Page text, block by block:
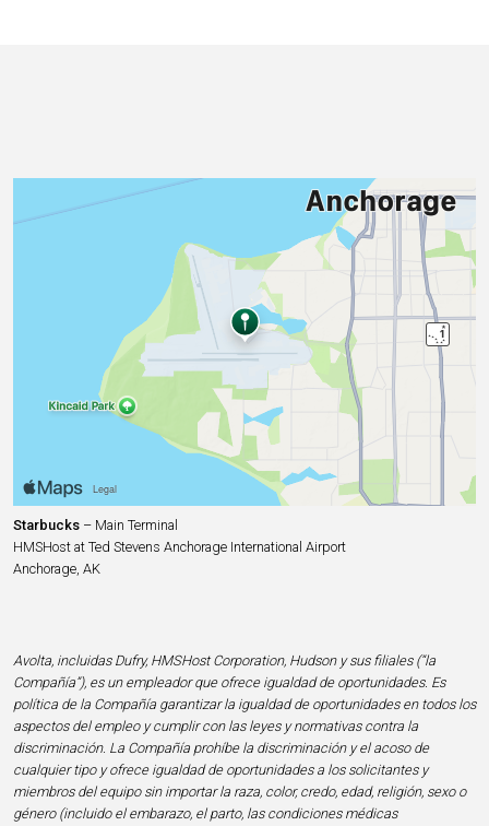
Starbucks – Main Terminal
HMSHost at Ted Stevens Anchorage International Airport
Anchorage, AK
Avolta, incluidas Dufry, HMSHost Corporation, Hudson y sus filiales (“la
Compañía”), es un empleador que ofrece igualdad de oportunidades. Es
política de la Compañía garantizar la igualdad de oportunidades en todos los
aspectos del empleo y cumplir con las leyes y normativas contra la
discriminación. La Compañía prohíbe la discriminación y el acoso de
cualquier tipo y ofrece igualdad de oportunidades a los solicitantes y
miembros del equipo sin importar la raza, color, credo, edad, religión, sexo o
género (incluido el embarazo, el parto, las condiciones médicas